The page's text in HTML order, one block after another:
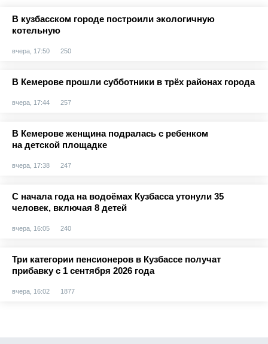
В кузбасском городе построили экологичную
котельную
вчера, 17:50 250
В Кемерове прошли субботники в трёх районах города
вчера, 17:44 257
В Кемерове женщина подралась с ребенком
на детской площадке
вчера, 17:38 247
С начала года на водоёмах Кузбасса утонули 35
человек, включая 8 детей
вчера, 16:05 240
Три категории пенсионеров в Кузбассе получат
прибавку с 1 сентября 2026 года
вчера, 16:02 1877